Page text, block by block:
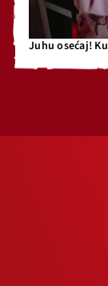
Juhu osećaj!